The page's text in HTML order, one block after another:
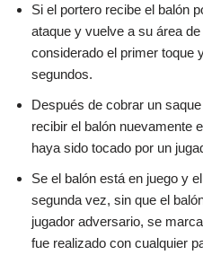
Si el portero recibe el balón
ataque y vuelve a su área
considerado el primer toque
segundos.
Después de cobrar un
recibir el balón nuevamente
haya sido tocado por un
Se el balón está en juego y
segunda vez, sin que el
jugador adversario, se
fue realizado con cualquier